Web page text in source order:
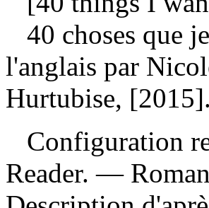
40 choses que
l'anglais par
Hurtubise,
Configuration
Reader. —